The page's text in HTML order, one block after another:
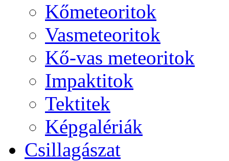
Kő­me­te­o­ri­tok
Vas­me­te­o­ri­tok
Kő-vas me­te­o­ri­tok
Imp­ak­ti­tok
Tek­ti­tek
Kép­ga­lé­ri­ák
Csil­la­gá­szat